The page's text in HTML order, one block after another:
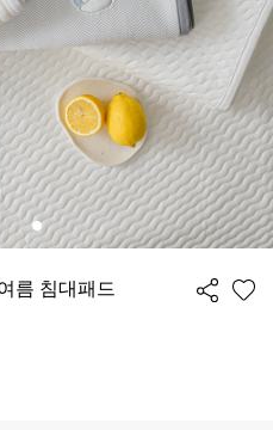
름 침대패드